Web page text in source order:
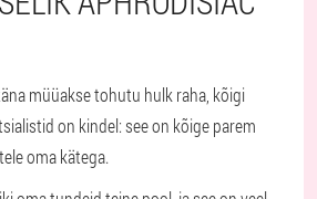
müüakse tohutu hulk raha, kõigi
on kindel: see on kõige parem
oma kätega.